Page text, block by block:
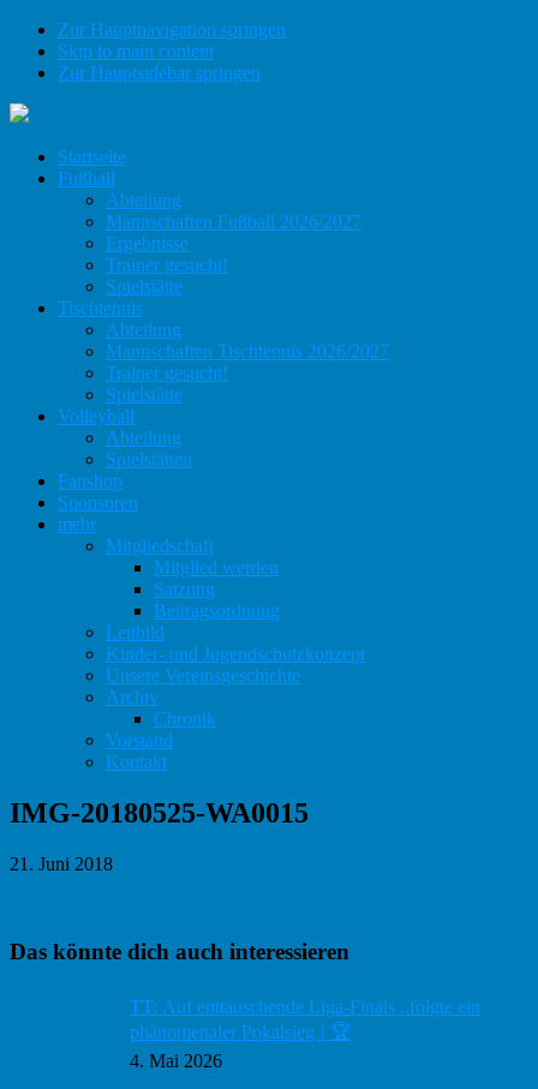
Zur Hauptnavigation springen
Skip to main content
Zur Hauptsidebar springen
Startseite
Fußball
Abteilung
Mannschaften Fußball 2026/2027
Ergebnisse
Trainer gesucht!
Spielstätte
Tischtennis
Abteilung
Mannschaften Tischtennis 2026/2027
Trainer gesucht!
Spielstätte
Volleyball
Abteilung
Spielstätten
Fanshop
Sponsoren
mehr
Mitgliedschaft
Mitglied werden
Satzung
Beitragsordnung
Leitbild
Kinder- und Jugendschutzkonzept
Unsere Vereinsgeschichte
Archiv
Chronik
Vorstand
Kontakt
IMG-20180525-WA0015
21. Juni 2018
Haupt-
Das könnte dich auch interessieren
TT: Auf enttäuschende Liga-Finals ..folgte ein
phänomenaler Pokalsieg ! 🏆
4. Mai 2026